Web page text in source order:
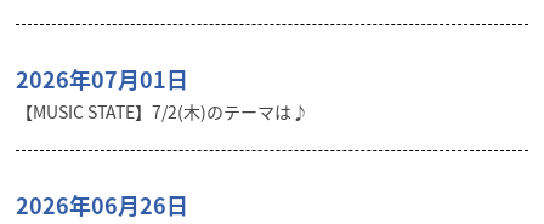
2026年07月01日
【MUSIC STATE】7/2(木)のテーマは♪
2026年06月26日